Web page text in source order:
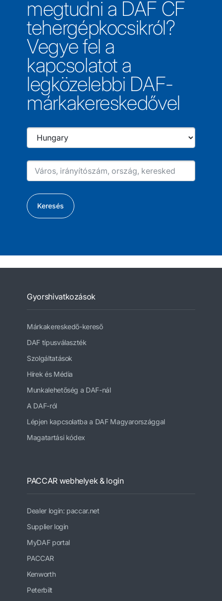
megtudni a DAF CF
tehergépkocsikról?
Vegye fel a
kapcsolatot a
legközelebbi DAF-
márkakereskedővel
Keresés
Gyorshivatkozások
Márkakereskedő-kereső
DAF típusválaszték
Szolgáltatások
Hírek és Média
Munkalehetőség a DAF-nál
A DAF-ról
Lépjen kapcsolatba a DAF Magyarországgal
Magatartási kódex
PACCAR webhelyek & login
Dealer login: paccar.net
Supplier login
MyDAF portal
PACCAR
Kenworth
Peterbilt